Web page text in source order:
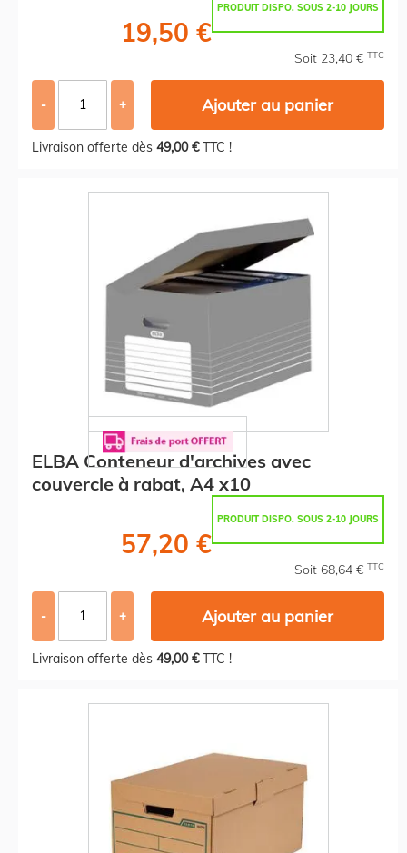
PRODUIT DISPO. SOUS 2-10 JOURS
19,50 €
Soit 23,40 € TTC
- + Ajouter au panier
Livraison offerte dès 49,00 €TTC !
ELBA Conteneur d'archives avec
couvercle à rabat, A4 x10
PRODUIT DISPO. SOUS 2-10 JOURS
57,20 €
Soit 68,64 € TTC
- + Ajouter au panier
Livraison offerte dès 49,00 €TTC !